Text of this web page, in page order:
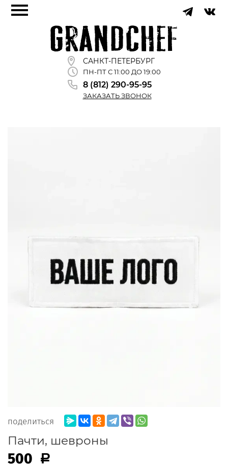
САНКТ-ПЕТЕРБУРГ
ПН-ПТ С 11:00 ДО 19:00
8 (812) 290-95-95
ЗАКАЗАТЬ ЗВОНОК
поделиться
Пачти, шевроны
500 Р